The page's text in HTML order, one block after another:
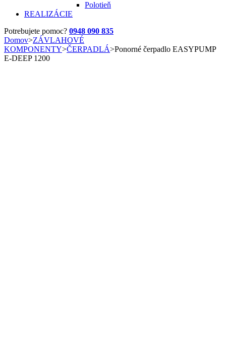
Polotieň
REALIZÁCIE
Potrebujete pomoc? 0948 090 835
Domov>ZÁVLAHOVÉ
KOMPONENTY>ČERPADLÁ>Ponorné čerpadlo EASYPUMP
E-DEEP 1200